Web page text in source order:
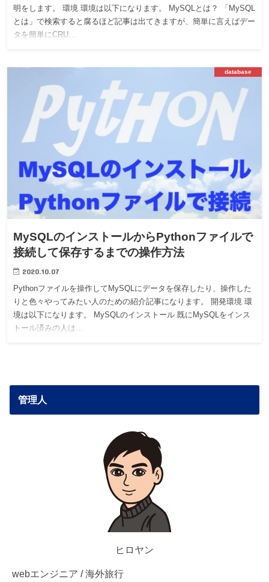
明をします。 環境 環境は以下になります。 MySQLとは？ 「MySQL
とは」で検索すると腐るほど記事は出てきますが、簡単に言えばデー
タを簡単にCRU…
database
MySQLのインストールからPythonファイルで
接続して保存するまでの操作方法
2020.10.07
Pythonファイルを操作してMySQLにデータを保存したり、操作した
りと色々やってみたい人のための紹介記事になります。 開発環境 環
境は以下になります。 MySQLのインストール 既にMySQLをインス
トール済みの人は…
管理人
ヒロヤン
webエンジニア / 海外旅行